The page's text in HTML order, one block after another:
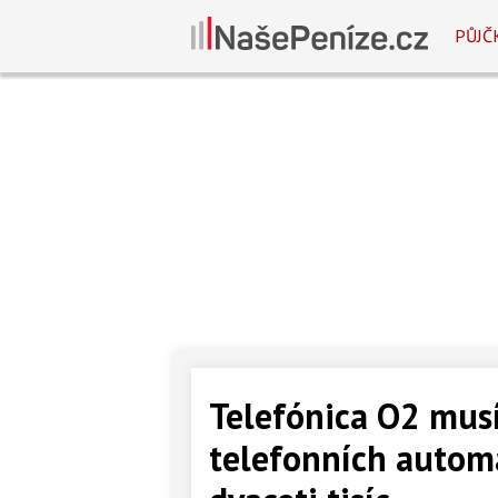
Telefónica O2
telefonních